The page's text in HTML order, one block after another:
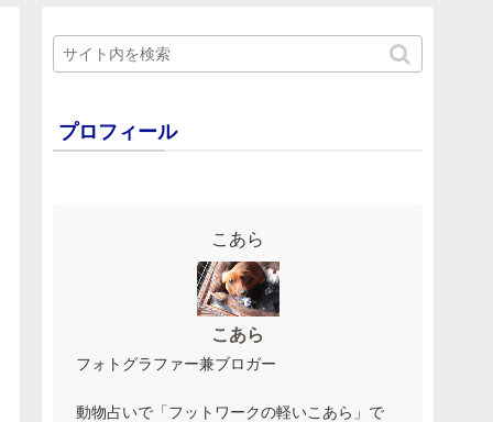
プロフィール
こあら
こあら
フォトグラファー兼ブロガー
動物占いで「フットワークの軽いこあら」で